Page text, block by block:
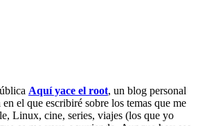
Aquí yace el root, un blog personal
el que escribiré sobre los temas que me
Linux, cine, series, viajes (los que yo